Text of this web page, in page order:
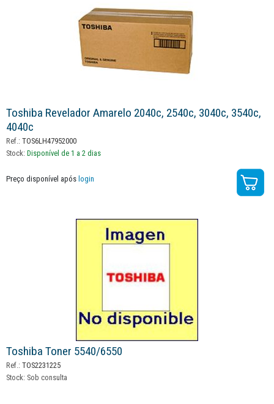
Toshiba Revelador Amarelo 2040c, 2540c, 3040c, 3540c,
4040c
Ref.: TOS6LH47952000
Stock: Disponível de 1 a 2 dias
Preço disponível após login
Toshiba Toner 5540/6550
Ref.: TOS2231225
Stock: Sob consulta